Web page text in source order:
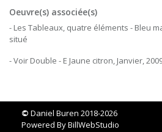
Oeuvre(s) associée(s)
- Les Tableaux, quatre éléments - Bleu
situé
- Voir Double - E Jaune citron, Janvier,
© Daniel Buren 2018-2026
Powered ByBillWebStudio